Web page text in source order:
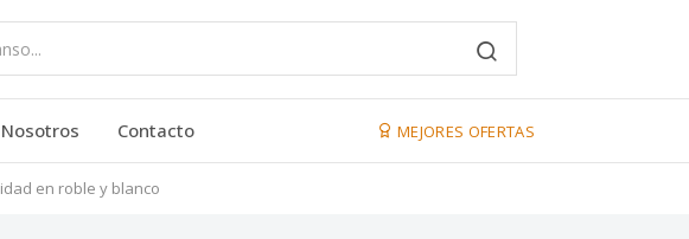
Contacto MEJORES OFERTAS
en roble y blanco